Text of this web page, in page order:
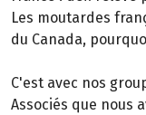
Les moutardes
du Canada,
C'est avec nos
Associés que nous